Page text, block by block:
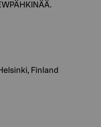
Finland